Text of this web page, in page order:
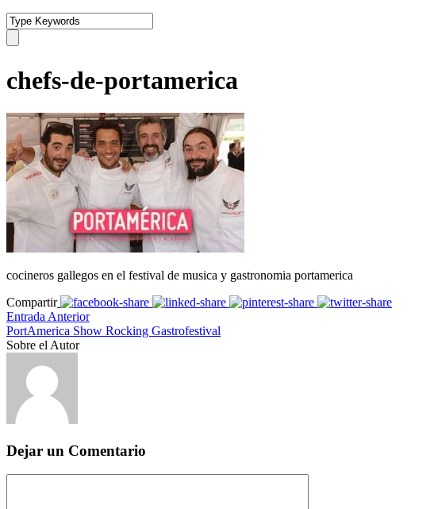
chefs-de-portamerica
cocineros gallegos en el festival de musica y gastronomia portamerica
Compartir
Entrada Anterior
PortAmerica Show Rocking Gastrofestival
Sobre el Autor
Dejar un Comentario